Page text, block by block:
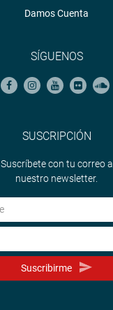
Damos Cuenta
SÍGUENOS
SUSCRIPCIÓN
Suscríbete con tu correo a
nuestro newsletter.
Suscribirme